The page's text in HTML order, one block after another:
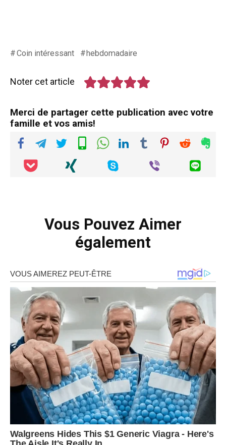
Coin intéressant hebdomadaire
Noter cet article
Merci de partager cette publication avec votre
famille et vos amis!
Vous Pouvez Aimer
également